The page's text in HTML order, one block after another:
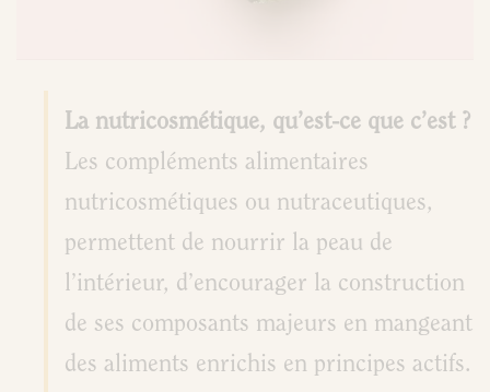
La nutricosmétique, qu’est-ce que c’est ?
Les compléments alimentaires
nutricosmétiques ou nutraceutiques,
permettent de nourrir la peau de
l’intérieur, d’encourager la construction
de ses composants majeurs en mangeant
des aliments enrichis en principes actifs.